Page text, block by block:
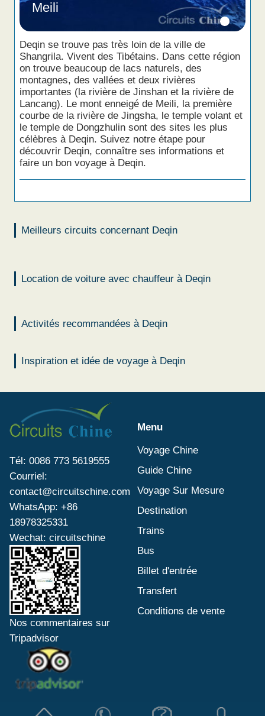
Meili
Deqin se trouve pas très loin de la ville de
Shangrila. Vivent des Tibétains. Dans cette région
on trouve beaucoup de lacs naturels, des
montagnes, des vallées et deux rivières
importantes (la rivière de Jinshan et la rivière de
Lancang). Le mont enneigé de Meili, la première
courbe de la rivière de Jingsha, le temple volant et
le temple de Dongzhulin sont des sites les plus
célèbres à Deqin. Suivez notre étape pour
découvrir Deqin, connaître ses informations et
faire un bon voyage à Deqin.
Meilleurs circuits concernant Deqin
Location de voiture avec chauffeur à Deqin
Activités recommandées à Deqin
Inspiration et idée de voyage à Deqin
Tél: 0086 773 5619555
Courriel:
contact@circuitschine.com
WhatsApp: +86
18978325331
Wechat: circuitschine
Nos commentaires sur
Tripadvisor
Menu
Voyage Chine
Guide Chine
Voyage Sur Mesure
Destination
Trains
Bus
Billet d'entrée
Transfert
Conditions de vente